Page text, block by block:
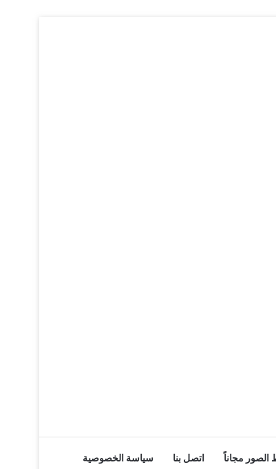
مجاناً اتصل بنا سياسة الخصوصية